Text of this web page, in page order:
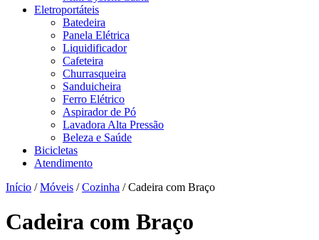
Eletroportáteis
Batedeira
Panela Elétrica
Liquidificador
Cafeteira
Churrasqueira
Sanduicheira
Ferro Elétrico
Aspirador de Pó
Lavadora Alta Pressão
Beleza e Saúde
Bicicletas
Atendimento
Início /Móveis /Cozinha / Cadeira com Braço
Cadeira com Braço